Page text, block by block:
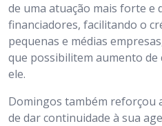
de uma atuação mais forte e
financiadores, facilitando o
pequenas e médias
que possibilitem aumento de
ele.
Domingos também reforçou
de dar continuidade à sua